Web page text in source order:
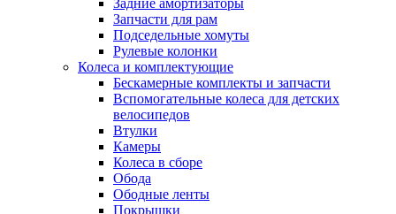
Запчасти для рам
Подседельные хомуты
Рулевые колонки
Колеса и комплектующие
Бескамерные комплекты и запчасти
Вспомогательные колеса для детских
велосипедов
Втулки
Камеры
Колеса в сборе
Обода
Ободные ленты
Покрышки